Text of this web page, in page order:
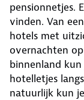
pensionnetjes.
vinden. Van
hotels met
overnachten
binnenland kun
hotelletjes
natuurlijk kun